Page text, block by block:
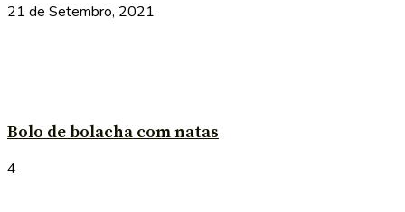
21 de Setembro, 2021
Bolo de bolacha com natas
4